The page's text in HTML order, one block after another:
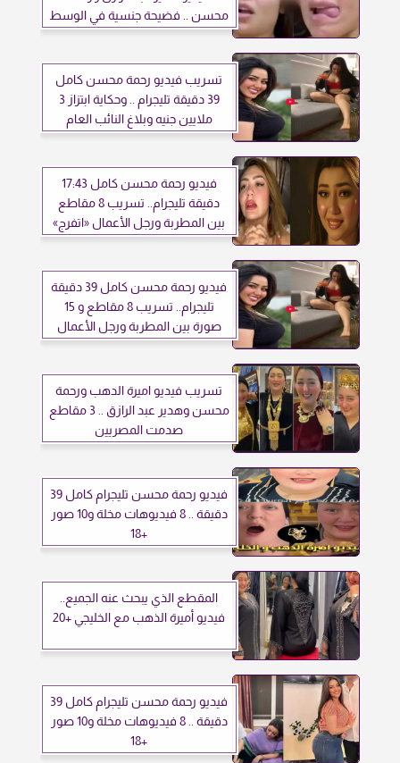
محسن .. فضيحة جنسية في الوسط
تسريب فيديو رحمة محسن كامل
39 دقيقة تليجرام .. وحكاية ابتزاز 3
ملايين جنيه وبلاغ النائب العام
فيديو رحمة محسن كامل 17:43
دقيقة تليجرام.. تسريب 8 مقاطع
بين المطربة ورجل الأعمال «اتفرج»
فيديو رحمة محسن كامل 39 دقيقة
تليجرام.. تسريب 8 مقاطع و 15
صورة بين المطربة ورجل الأعمال
تسريب فيديو اميرة الدهب ورحمة
محسن وهدير عبد الرازق .. 3 مقاطع
صدمت المصريين
فيديو رحمة محسن تليجرام كامل 39
دقيقة .. 8 فيديوهات مخلة و10 صور
+18
المقطع الذي يبحث عنه الجميع..
فيديو أميرة الذهب مع الخليجي +20
فيديو رحمة محسن تليجرام كامل 39
دقيقة .. 8 فيديوهات مخلة و10 صور
+18